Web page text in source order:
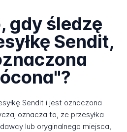
gdy śledzę
Sendit,
Sendit i jest oznaczona
oznacza to, że przesyłka
lub oryginalnego miejsca,